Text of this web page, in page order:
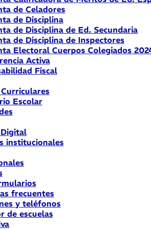
de Celadores
de Disciplina
de Disciplina de Ed. Secundaria
de Disciplina de Inspectores
Electoral Cuerpos Colegiados
Activa
Fiscal
Escolar
institucionales
frecuentes
y teléfonos
de escuelas